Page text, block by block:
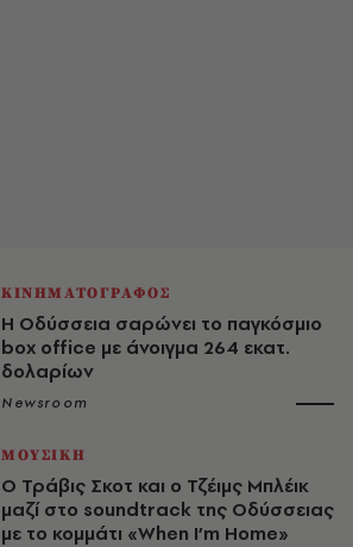
ΚΙΝΗΜΑΤΟΓΡΑΦΟΣ
Η Οδύσσεια σαρώνει το παγκόσμιο
box office με άνοιγμα 264 εκατ.
δολαρίων
Newsroom
ΜΟΥΣΙΚΗ
Ο Τράβις Σκοτ και o Τζέιμς Μπλέικ
μαζί στο soundtrack της Οδύσσειας
με το κομμάτι «When I’m Home»